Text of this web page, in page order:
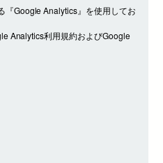
『Google Analytics』を使用してお
Analytics利用規約およびGoogle